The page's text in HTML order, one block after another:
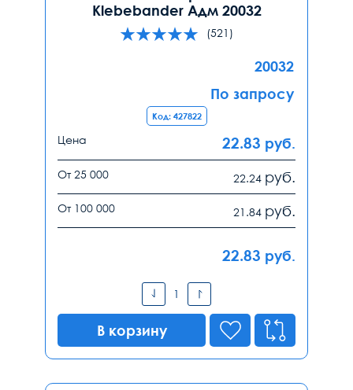
Klebebander Адм 20032
(521)
20032
По запросу
Код: 427822
Цена 22.83 руб.
От 25 000 22.24 руб.
От 100 000 21.84 руб.
22.83 руб.
В корзину